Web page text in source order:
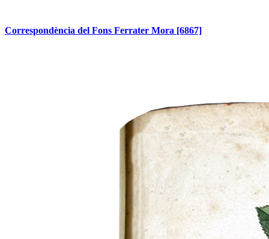
Correspondència del Fons Ferrater Mora [6867]